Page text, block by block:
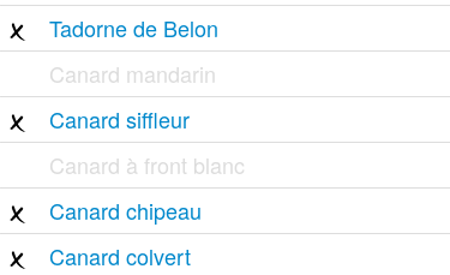
Tadorne de Belon
Canard mandarin
Canard siffleur
Canard à front blanc
Canard chipeau
Canard colvert